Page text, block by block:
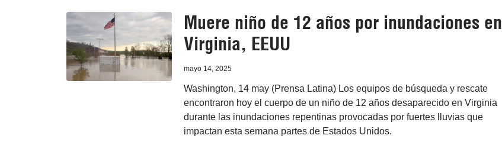
Muere niño de 12 años por inundaciones en
Virginia, EEUU
mayo 14, 2025
Washington, 14 may (Prensa Latina) Los equipos de búsqueda y rescate
encontraron hoy el cuerpo de un niño de 12 años desaparecido en Virginia
durante las inundaciones repentinas provocadas por fuertes lluvias que
impactan esta semana partes de Estados Unidos.